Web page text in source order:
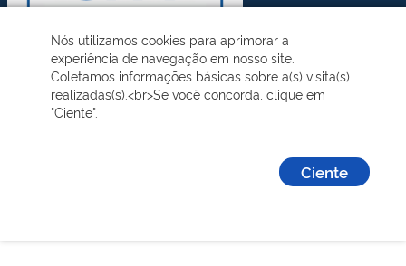
Nós utilizamos cookies para aprimorar a
experiência de navegação em nosso site.
Coletamos informações básicas sobre a(s) visita(s)
realizadas(s).<br>Se você concorda, clique em
"Ciente".
Ciente